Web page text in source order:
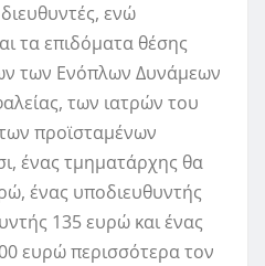
ενώ
τα επιδόματα θέσης
των Ενόπλων Δυνάμεων
των ιατρών του
προϊσταμένων
ένας τμηματάρχης θα
ένας υποδιευθυντής
135 ευρώ και ένας
ευρώ περισσότερα τον